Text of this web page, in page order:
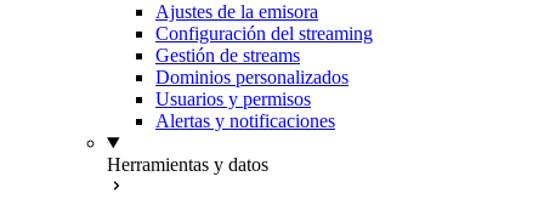
Ajustes de la emisora
Configuración del streaming
Gestión de streams
Dominios personalizados
Usuarios y permisos
Alertas y notificaciones
Herramientas y datos